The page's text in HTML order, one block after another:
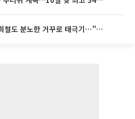
서경덕 교수, 김희철도 분노한 거꾸로 태극기⋯"엉터리는 아냐, 아쉬울 뿐"